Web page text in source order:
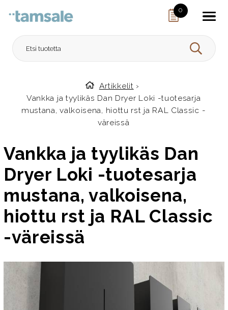
0
HAE
Etusivulle
Artikkelit ›
Vankka ja tyylikäs Dan Dryer Loki -tuotesarja
mustana, valkoisena, hiottu rst ja RAL Classic -
väreissä
Vankka ja tyylikäs Dan
Dryer Loki -tuotesarja
mustana, valkoisena,
hiottu rst ja RAL Classic
-väreissä